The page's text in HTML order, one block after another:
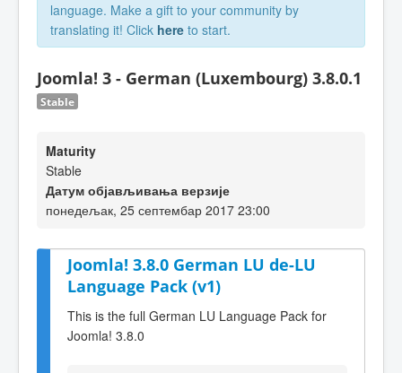
language. Make a gift to your community by
translating it! Click here to start.
Joomla! 3 - German (Luxembourg) 3.8.0.1
Stable
Maturity
Stable
Датум објављивања верзије
понедељак, 25 септембар 2017 23:00
Joomla! 3.8.0 German LU de-LU
Language Pack (v1)
This is the full German LU Language Pack for
Joomla! 3.8.0